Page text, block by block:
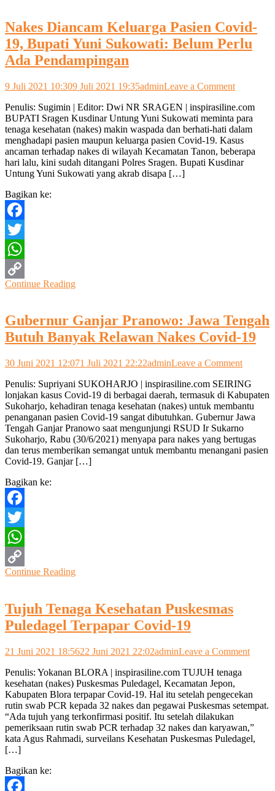
Nakes Diancam Keluarga Pasien Covid-
19, Bupati Yuni Sukowati: Belum Perlu
Ada Pendampingan
9 Juli 2021 10:309 Juli 2021 19:35adminLeave a Commenton
Diancam
Keluarga
Pasien
Covid-
19,
Bupati
Penulis: Sugimin | Editor: Dwi NR SRAGEN | inspirasiline.com
BUPATI Sragen Kusdinar Untung Yuni Sukowati meminta para
tenaga kesehatan (nakes) makin waspada dan berhati-hati dalam
menghadapi pasien maupun keluarga pasien Covid-19. Kasus
ancaman terhadap nakes di wilayah Kecamatan Tanon, beberapa
hari lalu, kini sudah ditangani Polres Sragen. Bupati Kusdinar
Untung Yuni Sukowati yang akrab disapa […]
Bagikan ke:
Facebook
Twitter
WhatsApp
Copy
Continue Reading
Gubernur Ganjar Pranowo: Jawa Tengah
Butuh Banyak Relawan Nakes Covid-19
30 Juni 2021 12:071 Juli 2021 22:22adminLeave a Commenton
Ganjar
Jawa
Tengah
Butuh
Banyak
Penulis: Supriyani SUKOHARJO | inspirasiline.com SEIRING
lonjakan kasus Covid-19 di berbagai daerah, termasuk di Kabupaten
Sukoharjo, kehadiran tenaga kesehatan (nakes) untuk membantu
penanganan pasien Covid-19 sangat dibutuhkan. Gubernur Jawa
Tengah Ganjar Pranowo saat mengunjungi RSUD Ir Sukarno
Sukoharjo, Rabu (30/6/2021) menyapa para nakes yang bertugas
dan terus memberikan semangat untuk membantu menangani pasien
Covid-19. Ganjar […]
Bagikan ke:
Facebook
Twitter
WhatsApp
Copy
Continue Reading
Tujuh Tenaga Kesehatan Puskesmas
Puledagel Terpapar Covid-19
21 Juni 2021 18:5622 Juni 2021 22:02adminLeave a Commenton
19
Penulis: Yokanan BLORA | inspirasiline.com TUJUH tenaga
kesehatan (nakes) Puskesmas Puledagel, Kecamatan Jepon,
Kabupaten Blora terpapar Covid-19. Hal itu setelah pengecekan
rutin swab PCR kepada 32 nakes dan pegawai Puskesmas setempat.
“Ada tujuh yang terkonfirmasi positif. Itu setelah dilakukan
pemeriksaan rutin swab PCR terhadap 32 nakes dan karyawan,”
kata Agus Rahmadi, surveilans Kesehatan Puskesmas Puledagel,
[…]
Bagikan ke: